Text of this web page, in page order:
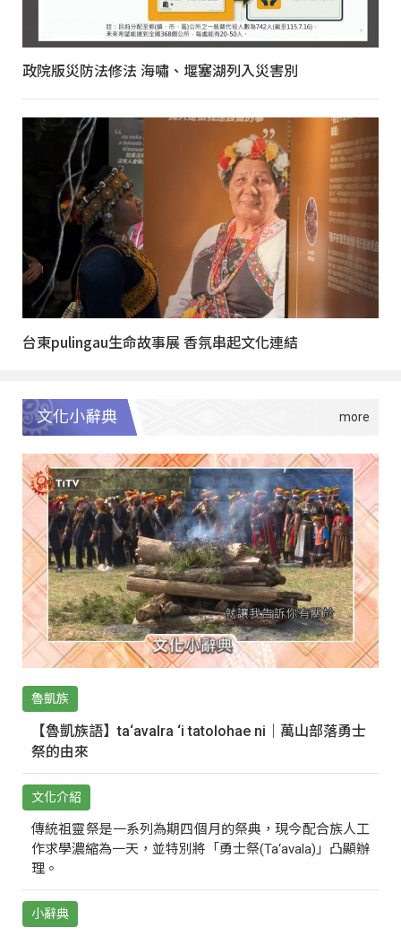
政院版災防法修法 海嘯、堰塞湖列入災害別
台東pulingau生命故事展 香氛串起文化連結
文化小辭典
魯凱族
【魯凱族語】ta‘avalra ‘i tatolohae ni｜萬山部落勇士
祭的由來
文化介紹
傳統祖靈祭是一系列為期四個月的祭典，現今配合族人工
作求學濃縮為一天，並特別將「勇士祭(Ta‘avala)」凸顯辦
理。
小辭典